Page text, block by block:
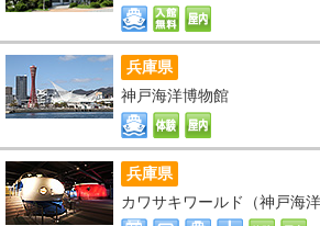
兵庫県
神戸海洋博物館
兵庫県
カワサキワールド（神戸海洋